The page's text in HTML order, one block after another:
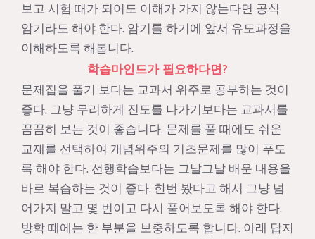
보고 시험 때가 되어도 이해가 가지 않는다면 공식
암기라도 해야 한다. 암기를 하기에 앞서 유도과정을
이해하도록 해봅니다.
학습마인드가 필요하다면?
문제집을 풀기 보다는 교과서 위주로 공부하는 것이
좋다. 그냥 무리하게 진도를 나가기보다는 교과서를
꼼꼼히 보는 것이 좋습니다. 문제를 풀 때에도 쉬운
교재를 선택하여 개념위주의 기초문제를 많이 푸도
록 해야 한다. 선행학습보다는 그날그날 배운 내용을
바로 복습하는 것이 좋다. 한번 봤다고 해서 그냥 넘
어가지 말고 몇 번이고 다시 풀어보도록 해야 한다.
방학 때에는 한 부분을 보충하도록 합니다. 아래 답지